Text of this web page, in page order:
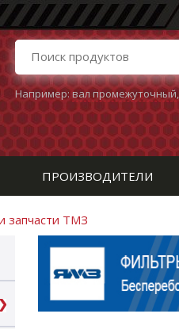
Например:вал промежуточный,
ПРОИЗВОДИТЕЛИ
запчасти ТМЗ